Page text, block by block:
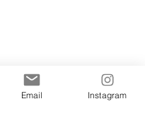
Email Instagram